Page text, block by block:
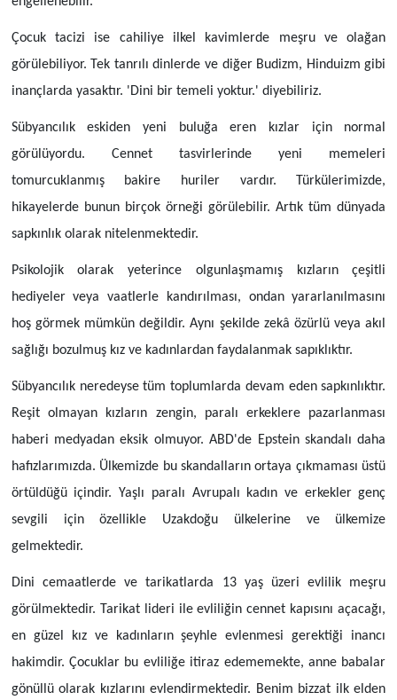
Çocuk tacizi ise cahiliye ilkel kavimlerde meşru ve olağan
görülebiliyor. Tek tanrılı dinlerde ve diğer Budizm, Hinduizm gibi
inançlarda yasaktır. 'Dini bir temeli yoktur.' diyebiliriz.
Sübyancılık eskiden yeni buluğa eren kızlar için normal
görülüyordu. Cennet tasvirlerinde yeni memeleri
tomurcuklanmış bakire huriler vardır. Türkülerimizde,
hikayelerde bunun birçok örneği görülebilir. Artık tüm dünyada
sapkınlık olarak nitelenmektedir.
Psikolojik olarak yeterince olgunlaşmamış kızların çeşitli
hediyeler veya vaatlerle kandırılması, ondan yararlanılmasını
hoş görmek mümkün değildir. Aynı şekilde zekâ özürlü veya akıl
sağlığı bozulmuş kız ve kadınlardan faydalanmak sapıklıktır.
Sübyancılık neredeyse tüm toplumlarda devam eden sapkınlıktır.
Reşit olmayan kızların zengin, paralı erkeklere pazarlanması
haberi medyadan eksik olmuyor. ABD'de Epstein skandalı daha
hafızlarımızda. Ülkemizde bu skandalların ortaya çıkmaması üstü
örtüldüğü içindir. Yaşlı paralı Avrupalı kadın ve erkekler genç
sevgili için özellikle Uzakdoğu ülkelerine ve ülkemize
gelmektedir.
Dini cemaatlerde ve tarikatlarda 13 yaş üzeri evlilik meşru
görülmektedir. Tarikat lideri ile evliliğin cennet kapısını açacağı,
en güzel kız ve kadınların şeyhle evlenmesi gerektiği inancı
hakimdir. Çocuklar bu evliliğe itiraz edememekte, anne babalar
gönüllü olarak kızlarını evlendirmektedir. Benim bizzat ilk elden